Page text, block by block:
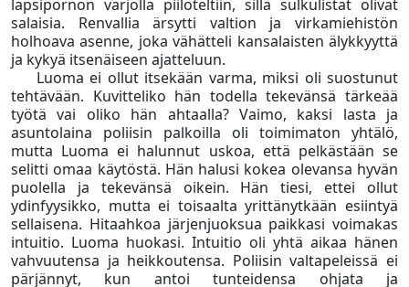
lapsipornon varjolla piiloteltiin, sillä sulkulistat olivat
salaisia. Renvallia ärsytti valtion ja virkamiehistön
holhoava asenne, joka vähätteli kansalaisten älykkyyttä
ja kykyä itsenäiseen ajatteluun.
Luoma ei ollut itsekään varma, miksi oli suostunut
tehtävään. Kuvitteliko hän todella tekevänsä tärkeää
työtä vai oliko hän ahtaalla? Vaimo, kaksi lasta ja
asuntolaina poliisin palkoilla oli toimimaton yhtälö,
mutta Luoma ei halunnut uskoa, että pelkästään se
selitti omaa käytöstä. Hän halusi kokea olevansa hyvän
puolella ja tekevänsä oikein. Hän tiesi, ettei ollut
ydinfyysikko, mutta ei toisaalta yrittänytkään esiintyä
sellaisena. Hitaahkoa järjenjuoksua paikkasi voimakas
intuitio. Luoma huokasi. Intuitio oli yhtä aikaa hänen
vahvuutensa ja heikkoutensa. Poliisin valtapeleissä ei
pärjännyt, kun antoi tunteidensa ohjata ja